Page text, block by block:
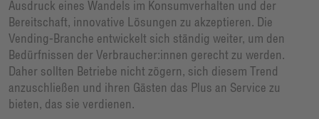
Ausdruck eines Wandels im Konsumverhalten und der
Bereitschaft, innovative Lösungen zu akzeptieren. Die
Vending-Branche entwickelt sich ständig weiter, um den
Bedürfnissen der Verbraucher:innen gerecht zu werden.
Daher sollten Betriebe nicht zögern, sich diesem Trend
anzuschließen und ihren Gästen das Plus an Service zu
bieten, das sie verdienen.